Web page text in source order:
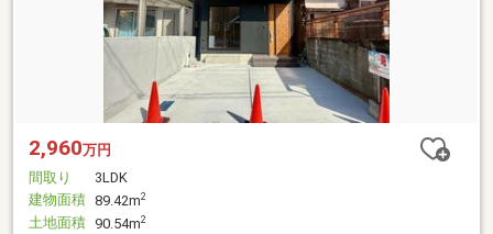
2,960万円
間取り
3LDK
建物面積 89.42m2
土地面積 90.54m2